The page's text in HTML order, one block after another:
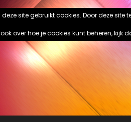
site gebruikt cookies. Door deze
over hoe je cookies kunt beheren, kijk